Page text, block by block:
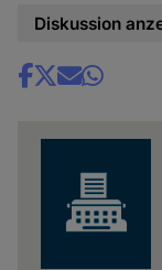
Diskussion
Share